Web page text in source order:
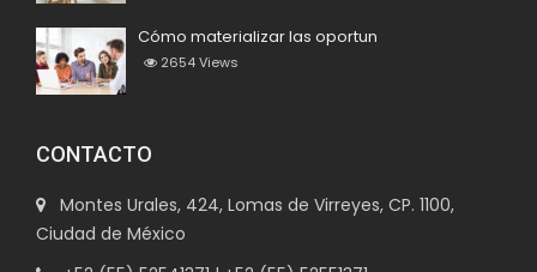
Cómo materializar las oportun
2654Views
CONTACTO
Montes Urales, 424, Lomas de Virreyes, CP. 1100,
Ciudad de México